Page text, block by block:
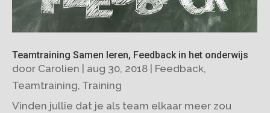
Teamtraining Samen leren, Feedback in het onderwijs
door Carolien aug 30, 2018 Feedback,
Teamtraining, Training
Vinden jullie dat je als team elkaar meer zou